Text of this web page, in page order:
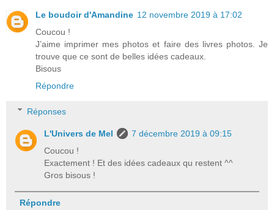
Le boudoir d'Amandine 12 novembre 2019 à 17:02
Coucou !
J’aime imprimer mes photos et faire des livres photos. Je
trouve que ce sont de belles idées cadeaux.
Bisous
Répondre
Réponses
L'Univers de Mel
7 décembre 2019 à 09:15
Coucou !
Exactement ! Et des idées cadeaux qu restent ^^
Gros bisous !
Répondre